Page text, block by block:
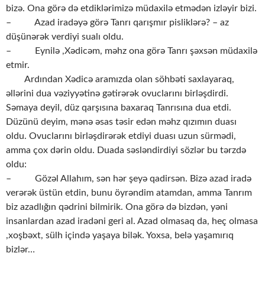
bizə. Ona görə də etdiklərimizə müdaxilə etmədən izləyir bizi.
– Azad iradəyə görə Tanrı qarışmır pisliklərə? – az
düşünərək verdiyi sualı oldu.
– Eynilə ,Xədicəm, məhz ona görə Tanrı şəxsən müdaxilə
etmir.
Ardından Xədicə aramızda olan söhbəti saxlayaraq,
əllərini dua vəziyyətinə gətirərək ovuclarını birləşdirdi.
Səmaya deyil, düz qarşısına baxaraq Tanrısına dua etdi.
Düzünü deyim, mənə əsas təsir edən məhz qızımın duası
oldu. Ovuclarını birləşdirərək etdiyi duası uzun sürmədi,
amma çox dərin oldu. Duada səsləndirdiyi sözlər bu tərzdə
oldu:
– Gözəl Allahım, sən hər şeyə qadirsən. Bizə azad iradə
verərək üstün etdin, bunu öyrəndim atamdan, amma Tanrım
biz azadlığın qədrini bilmirik. Ona görə də bizdən, yəni
insanlardan azad iradəni geri al. Azad olmasaq da, heç olmasa
,xoşbəxt, sülh içində yaşaya bilək. Yoxsa, belə yaşamırıq
bizlər…